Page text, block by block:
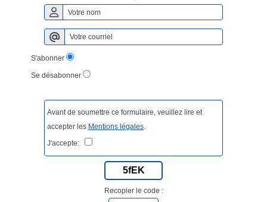
S'abonner
Se désabonner
Avant de soumettre ce formulaire, veuillez lire et
accepter les Mentions légales.
J'accepte:
5fEK
Recopier le code :